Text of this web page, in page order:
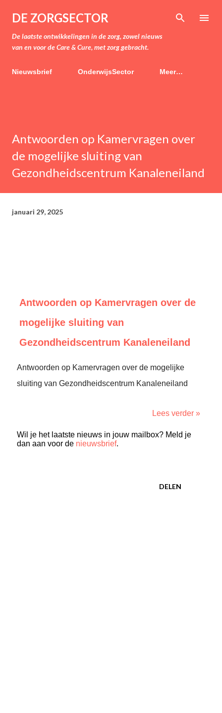
Doorgaan naar hoofdcontent
DE ZORGSECTOR
De laatste ontwikkelingen in de zorg, zowel nieuws
van en voor de Care & Cure, met zorg gebracht.
Nieuwsbrief OnderwijsSector Meer…
Antwoorden op Kamervragen over
de mogelijke sluiting van
Gezondheidscentrum Kanaleneiland
januari 29, 2025
Antwoorden op Kamervragen over de
mogelijke sluiting van
Gezondheidscentrum Kanaleneiland
Antwoorden op Kamervragen over de mogelijke
sluiting van Gezondheidscentrum Kanaleneiland
Lees verder »
Wil je het laatste nieuws in jouw mailbox? Meld je
dan aan voor de nieuwsbrief.
DELEN